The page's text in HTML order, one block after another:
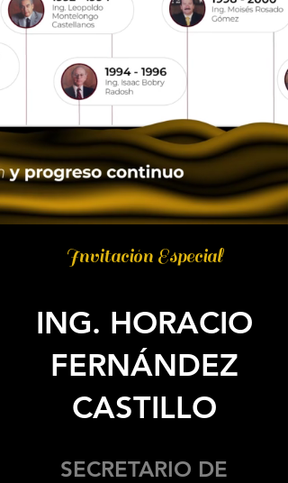
Invitación Especial
ING. HORACIO
FERNÁNDEZ
CASTILLO
SECRETARIO DE